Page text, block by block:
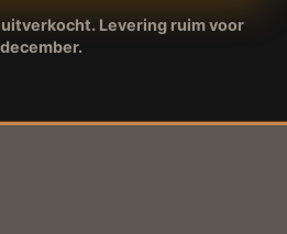
Levering ruim voor
december.